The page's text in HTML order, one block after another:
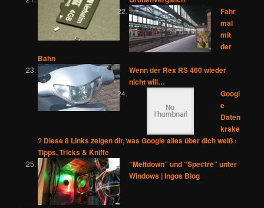
Fahr
mal
mit
der
Bahn
Wenn der Rex RS 460 wieder
nicht will…
Googl
e
Daten
krake
? Diese 8 Links zeigen dir, was Google alles über dich weiß ›
Tipps, Tricks & Kniffe
“Meltdown” und “Spectre” unter
Windows | Ingos Blog